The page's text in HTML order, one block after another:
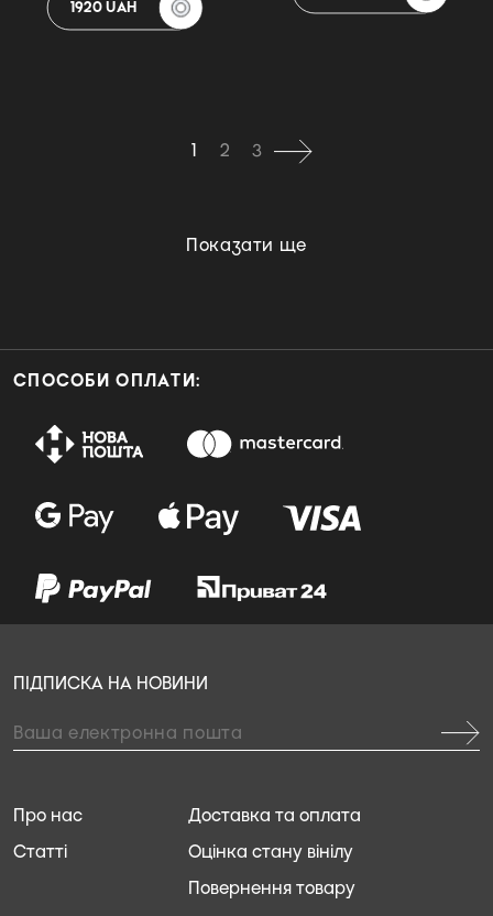
1920 UAH
1 2 3
Показати ще
СПОСОБИ ОПЛАТИ:
Доставка та оплата
Оцінка стану вінілу
Повернення товару
Про нас
Статті
ПІДПИСКА НА НОВИНИ